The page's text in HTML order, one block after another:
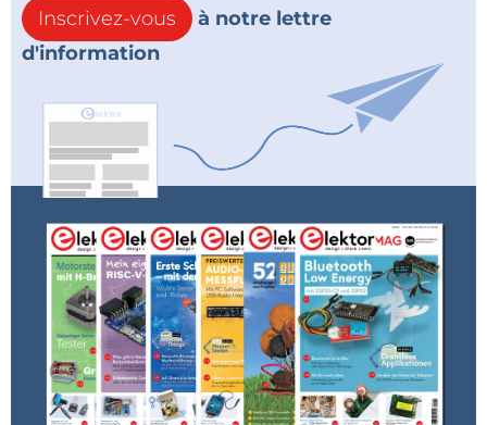
Inscrivez-vous
à notre lettre
d'information